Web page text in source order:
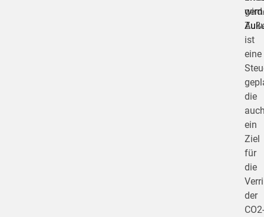
wird.
ist
eine
die
ein
Ziel
für
die
der
CO2-